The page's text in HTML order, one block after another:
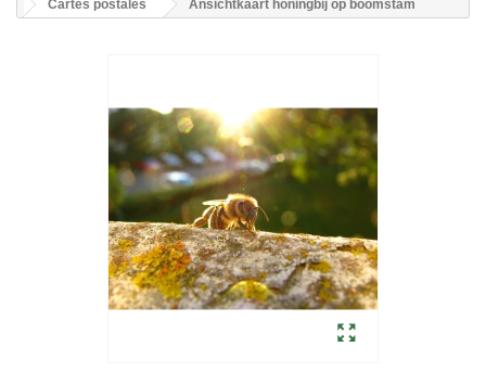
Cartes postales
Ansichtkaart honingbij op boomstam